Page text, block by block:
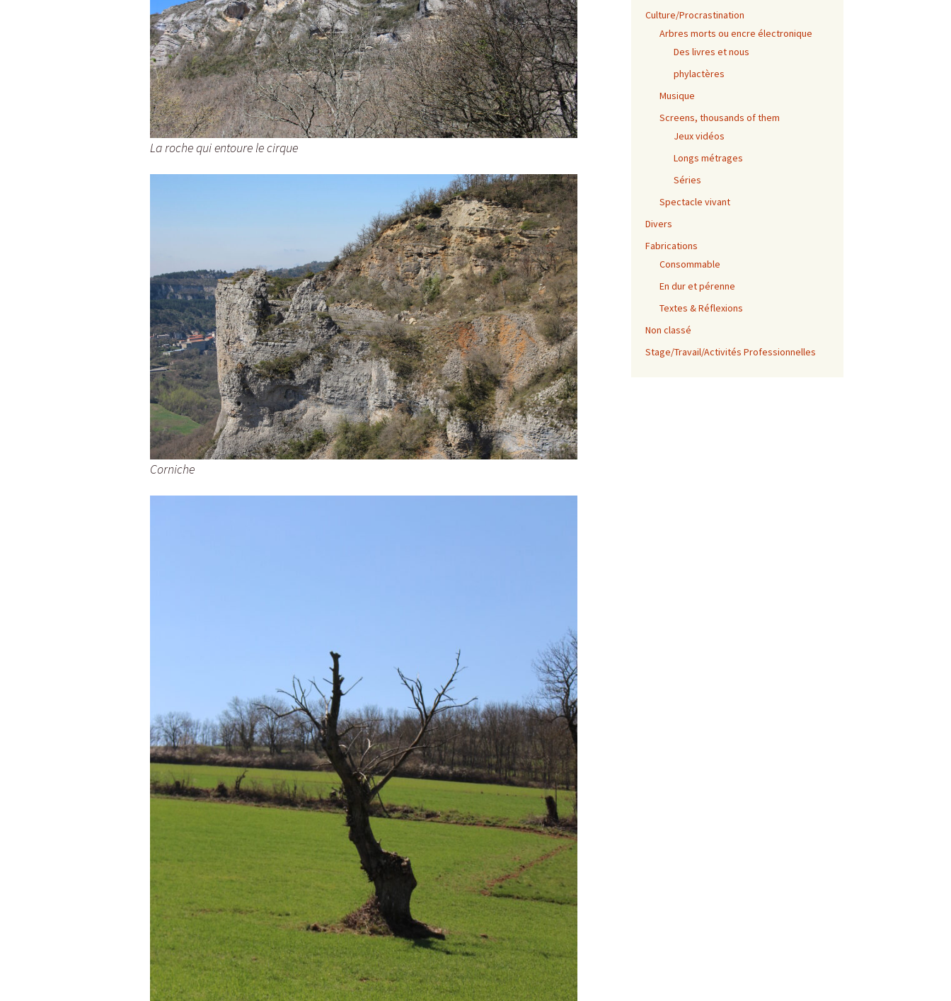
La roche qui entoure le cirque
Corniche
Culture/Procrastination
Arbres morts ou encre électronique
Des livres et nous
phylactères
Musique
Screens, thousands of them
Jeux vidéos
Longs métrages
Séries
Spectacle vivant
Divers
Fabrications
Consommable
En dur et pérenne
Textes & Réflexions
Non classé
Stage/Travail/Activités Professionnelles